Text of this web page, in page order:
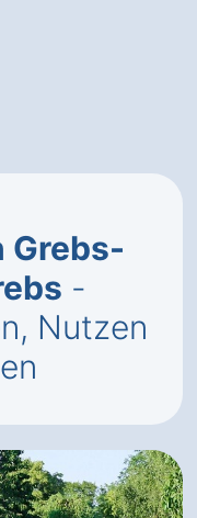
Grebs-
-
Nutzen